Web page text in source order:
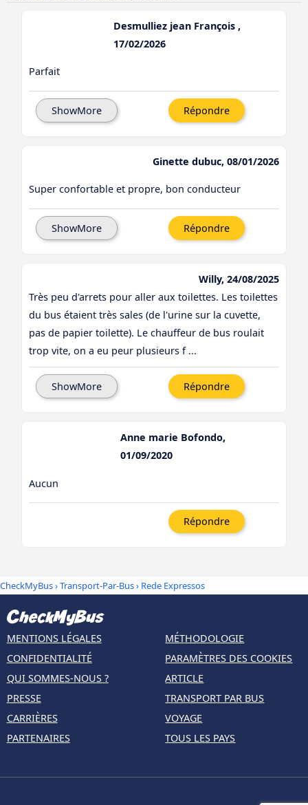
Desmulliez jean François ,
17/02/2026
Parfait
ShowMore Répondre
Ginette dubuc, 08/01/2026
Super confortable et propre, bon conducteur
ShowMore Répondre
Willy, 24/08/2025
Très peu d'arrets pour aller aux toilettes. Les toilettes
du bus étaient très sales (de l'urine sur la cuvette,
pas de papier toilette). Le chauffeur de bus roulait
trop vite, on a eu peur plusieurs f ...
ShowMore Répondre
Anne marie Bofondo,
01/09/2020
Aucun
Répondre
CheckMyBus›Transport-Par-Bus› Rede Expressos
MENTIONS LÉGALES
CONFIDENTIALITÉ
QUI SOMMES-NOUS ?
PRESSE
CARRIÈRES
PARTENAIRES
MÉTHODOLOGIE
PARAMÈTRES DES COOKIES
ARTICLE
TRANSPORT PAR BUS
VOYAGE
TOUS LES PAYS